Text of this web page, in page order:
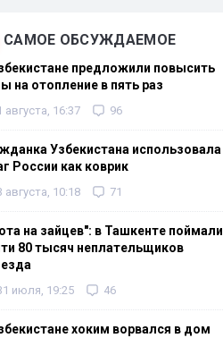
САМОЕ ОБСУЖДАЕМОЕ
предложили повысить
на отопление в пять раз
августа, 16:37 96
Узбекистана использовала
России как коврик
августа, 10:18 71
на зайцев": в Ташкенте поймали
80 тысяч неплательщиков
июля, 19:25 46
хоким ворвался в дом